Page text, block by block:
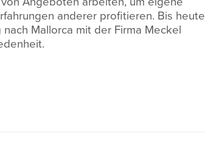
anderer profitieren. Bis heute
Mallorca mit der Firma Meckel